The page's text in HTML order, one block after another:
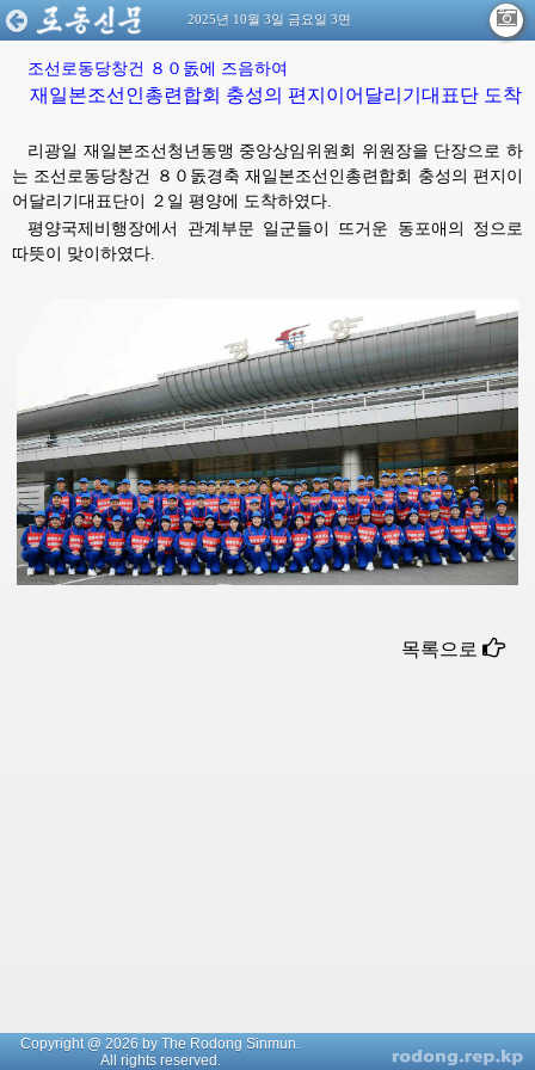
2025년 10월 3일 금요일 3면
조선로동당창건 ８０돐에 즈음하여
재일본조선인총련합회 충성의 편지이어달리기대표단 도착
리광일 재일본조선청년동맹 중앙상임위원회 위원장을 단장으로 하
는 조선로동당창건 ８０돐경축 재일본조선인총련합회 충성의 편지이
어달리기대표단이 ２일 평양에 도착하였다.
평양국제비행장에서 관계부문 일군들이 뜨거운 동포애의 정으로
따뜻이 맞이하였다.
목록으로
Copyright @ 2026 by The Rodong Sinmun.
All rights reserved.